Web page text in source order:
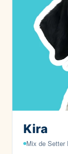
Kira
Mix de Setter